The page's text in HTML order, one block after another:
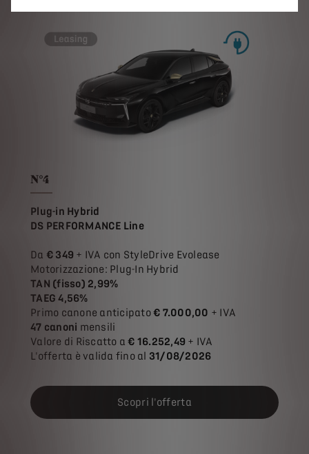
N°4
Plug-in Hybrid
DS PERFORMANCE Line
Da € 349 + IVA con StyleDrive Evolease
Motorizzazione: Plug-In Hybrid
TAN (fisso) 2,99%
TAEG 4,56%
Primo canone anticipato€ 7.000,00 + IVA
47 canoni mensili
Valore di Riscatto a€ 16.252,49 + IVA
L'offerta è valida fino al 31/08/2026
Scopri l'offerta